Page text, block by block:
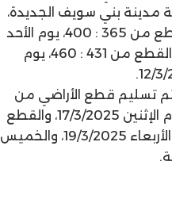
مدينة بني سويف الجديدة،
أنه سيتم تسليم قطع الأراضي بالمجاورة 3 بالحي الثالث، القطع من 365 : 400، يوم الأحد
9/3/2025، والقطع من 401 : 430، يوم الإثنين 10/3/2025، والقطع من 431 : 460، يوم
تسليم قطع الأراضي من
490 : 520، يوم الأحد 16/3/2025، والقطع من 521 : 550، يوم الإثنين 17/3/2025، والقطع
من 551 : 592، يوم الثلاثاء 18/3/2025، وتم تخصيص يومي الأربعاء 19/3/2025، والخميس